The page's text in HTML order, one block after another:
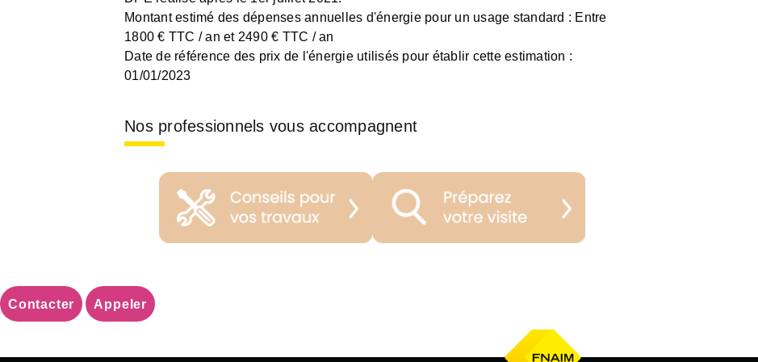
Montant estimé des dépenses annuelles d'énergie pour un usage standard : Entre
1800 € TTC / an et 2490 € TTC / an
Date de référence des prix de l'énergie utilisés pour établir cette estimation :
01/01/2023
Nos professionnels vous accompagnent
Contacter Appeler